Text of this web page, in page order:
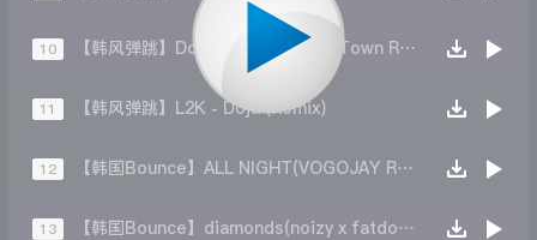
10 【韩风弹跳】Doja Cat-Paint The Town Red(Comao Bootleg)
11 【韩风弹跳】L2K - Doja (Remix)
12 【韩国Bounce】ALL NIGHT(VOGOJAY REMIX)
13 【韩国Bounce】diamonds(noizy x fatdog remix )